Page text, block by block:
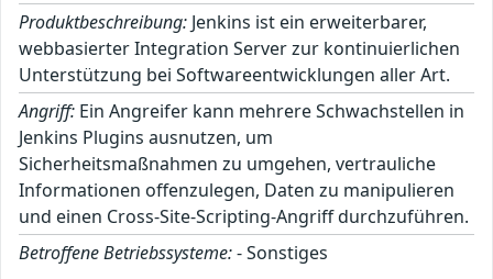
Produktbeschreibung: Jenkins ist ein erweiterbarer,
webbasierter Integration Server zur kontinuierlichen
Unterstützung bei Softwareentwicklungen aller Art.
Angriff: Ein Angreifer kann mehrere Schwachstellen in
Jenkins Plugins ausnutzen, um
Sicherheitsmaßnahmen zu umgehen, vertrauliche
Informationen offenzulegen, Daten zu manipulieren
und einen Cross-Site-Scripting-Angriff durchzuführen.
Betroffene Betriebssysteme:- Sonstiges